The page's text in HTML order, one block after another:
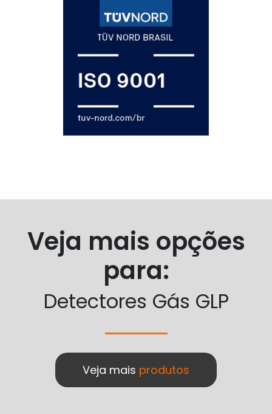
Veja mais opções
para:
Detectores Gás GLP
Veja mais produtos